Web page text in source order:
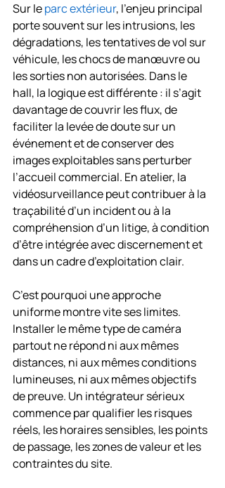
Sur le parc extérieur, l’enjeu principal
porte souvent sur les intrusions, les
dégradations, les tentatives de vol sur
véhicule, les chocs de manœuvre ou
les sorties non autorisées. Dans le
hall, la logique est différente : il s’agit
davantage de couvrir les flux, de
faciliter la levée de doute sur un
événement et de conserver des
images exploitables sans perturber
l’accueil commercial. En atelier, la
vidéosurveillance peut contribuer à la
traçabilité d’un incident ou à la
compréhension d’un litige, à condition
d’être intégrée avec discernement et
dans un cadre d’exploitation clair.
C’est pourquoi une approche
uniforme montre vite ses limites.
Installer le même type de caméra
partout ne répond ni aux mêmes
distances, ni aux mêmes conditions
lumineuses, ni aux mêmes objectifs
de preuve. Un intégrateur sérieux
commence par qualifier les risques
réels, les horaires sensibles, les points
de passage, les zones de valeur et les
contraintes du site.